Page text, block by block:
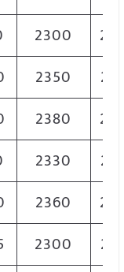
2300
2350
2380
2330
2360
2300